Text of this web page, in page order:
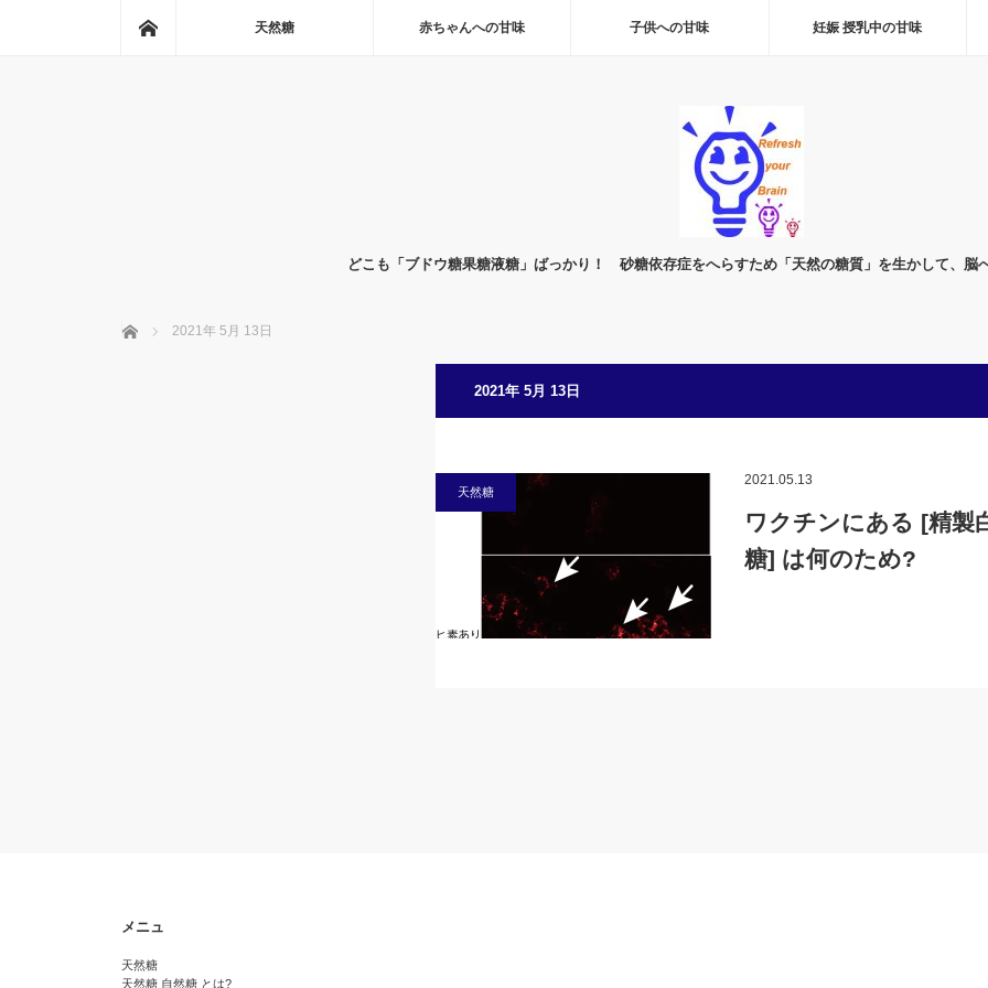
天然糖 赤ちゃんへの甘味 子供への甘味 妊娠 授乳中の甘味
どこも「ブドウ糖果糖液糖」ばっかり！ 砂糖依存症をへらすため「天然の糖質」を生かして、脳
ホーム 2021年 5月 13日
2021年 5月 13日
天然糖
2021.05.13
ワクチンにある [精製
糖] は何のため?
メニュ
天然糖
天然糖 自然糖 とは?